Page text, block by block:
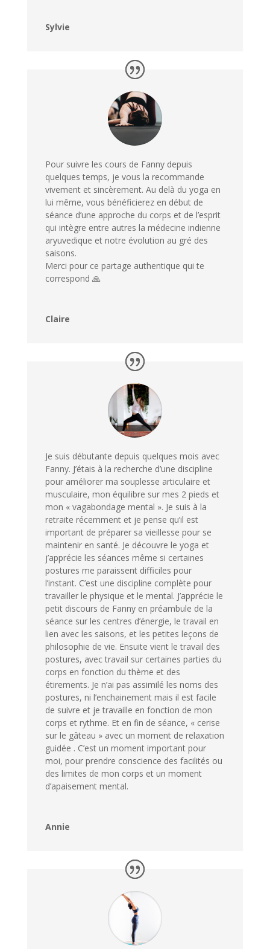
Sylvie
Pour suivre les cours de Fanny depuis
quelques temps, je vous la recommande
vivement et sincèrement. Au delà du yoga en
lui même, vous bénéficierez en début de
séance d’une approche du corps et de l’esprit
qui intègre entre autres la médecine indienne
aryuvedique et notre évolution au gré des
saisons.
Merci pour ce partage authentique qui te
correspond 🙏
Claire
Je suis débutante depuis quelques mois avec
Fanny. J’étais à la recherche d’une discipline
pour améliorer ma souplesse articulaire et
musculaire, mon équilibre sur mes 2 pieds et
mon « vagabondage mental ». Je suis à la
retraite récemment et je pense qu’il est
important de préparer sa vieillesse pour se
maintenir en santé. Je découvre le yoga et
j’apprécie les séances même si certaines
postures me paraissent difficiles pour
l’instant. C’est une discipline complète pour
travailler le physique et le mental. J’apprécie le
petit discours de Fanny en préambule de la
séance sur les centres d’énergie, le travail en
lien avec les saisons, et les petites leçons de
philosophie de vie. Ensuite vient le travail des
postures, avec travail sur certaines parties du
corps en fonction du thème et des
étirements. Je n’ai pas assimilé les noms des
postures, ni l’enchainement mais il est facile
de suivre et je travaille en fonction de mon
corps et rythme. Et en fin de séance, « cerise
sur le gâteau » avec un moment de relaxation
guidée . C’est un moment important pour
moi, pour prendre conscience des facilités ou
des limites de mon corps et un moment
d’apaisement mental.
Annie